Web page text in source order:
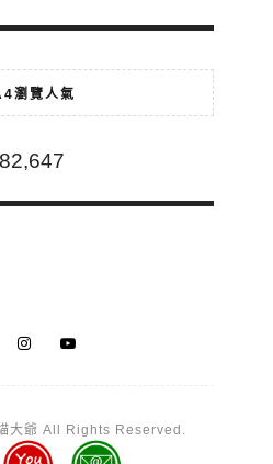
瀏覽人氣
大爺 All Rights Reserved.